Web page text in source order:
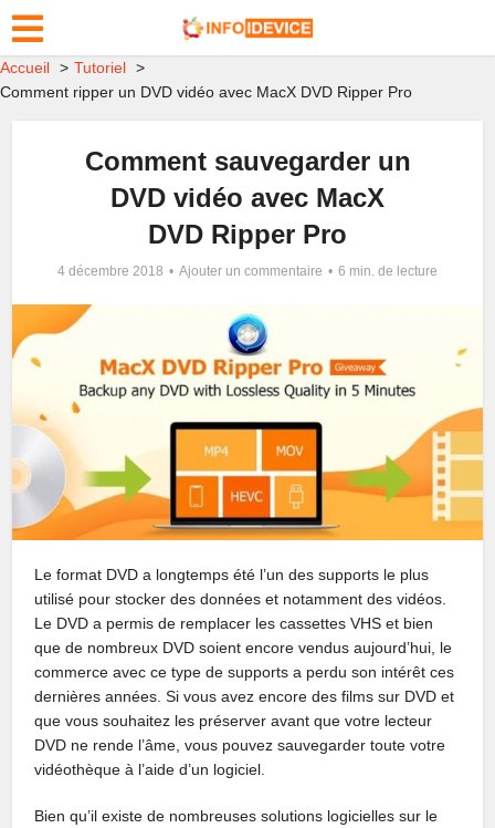
Accueil
Tutoriel
Comment ripper un DVD vidéo avec MacX DVD Ripper Pro
Comment sauvegarder un
DVD vidéo avec MacX
DVD Ripper Pro
4 décembre 2018 Ajouter un commentaire 6 min. de lecture
Le format DVD a longtemps été l’un des supports le plus
utilisé pour stocker des données et notamment des vidéos.
Le DVD a permis de remplacer les cassettes VHS et bien
que de nombreux DVD soient encore vendus aujourd’hui, le
commerce avec ce type de supports a perdu son intérêt ces
dernières années. Si vous avez encore des films sur DVD et
que vous souhaitez les préserver avant que votre lecteur
DVD ne rende l’âme, vous pouvez sauvegarder toute votre
vidéothèque à l’aide d’un logiciel.
Bien qu’il existe de nombreuses solutions logicielles sur le